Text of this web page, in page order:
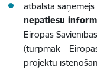
atbalsta
nepatiesu
Eiropas
(turpmāk –
projektu